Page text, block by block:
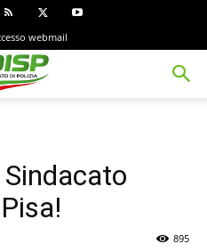
webmail
895